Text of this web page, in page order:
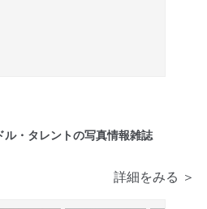
・タレントの写真情報雑誌
詳細をみる ＞